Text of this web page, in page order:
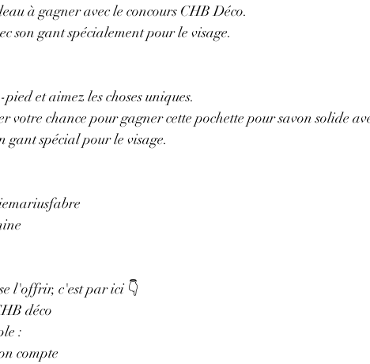
à gagner avec le concours CHB Déco.
son gant spécialement pour le visage.
et aimez les choses uniques.
votre chance pour gagner cette pochette pour savon solide
gant spécial pour le visage.
l'offrir, c'est par ici 👇
déco
:
compte